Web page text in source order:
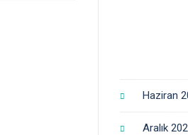
Haziran
Aralık